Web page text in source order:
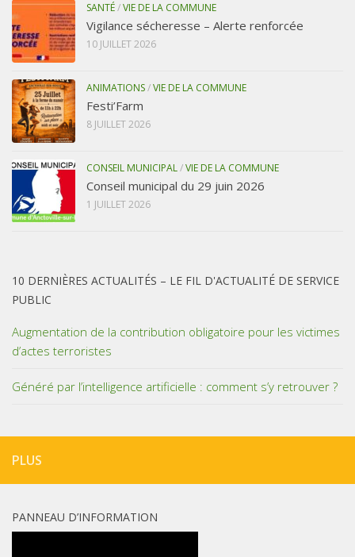
SANTÉ/VIE DE LA COMMUNE
Vigilance sécheresse – Alerte renforcée
10 JUILLET 2026
ANIMATIONS/VIE DE LA COMMUNE
Festi’Farm
8 JUILLET 2026
CONSEIL MUNICIPAL/VIE DE LA COMMUNE
Conseil municipal du 29 juin 2026
1 JUILLET 2026
10 DERNIÈRES ACTUALITÉS – LE FIL D'ACTUALITÉ DE SERVICE
PUBLIC
Augmentation de la contribution obligatoire pour les victimes
d’actes terroristes
Généré par l’intelligence artificielle : comment s’y retrouver ?
PLUS
PANNEAU D’INFORMATION